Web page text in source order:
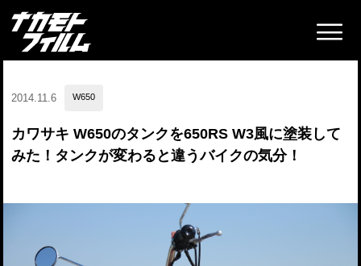
2014.11.6 W650
カワサキ W650のタンクを650RS W3風に塗装して
みた！タンクが変わると違うバイクの気分！